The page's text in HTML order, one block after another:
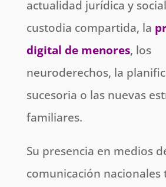
actualidad jurídica y
custodia compartida, la
digital de menores, los
neuroderechos, la
sucesoria o las nuevas
familiares.
Su presencia en medios
comunicación nacionales